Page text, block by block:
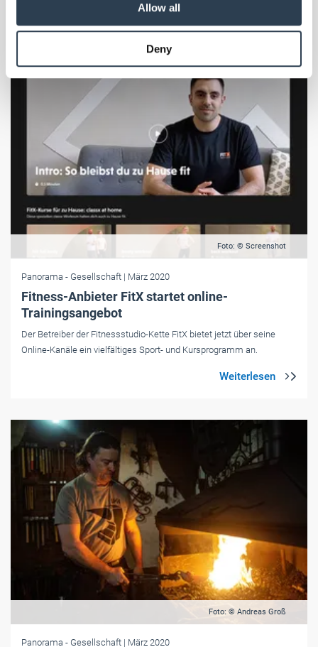
provided to them or that they’ve collected from your use
Weitere Informationen:Impressum Datenschutz
Allow all
Deny
Foto: © Screenshot
Panorama - Gesellschaft | März 2020
Fitness-Anbieter FitX startet online-
Trainingsangebot
Der Betreiber der Fitnessstudio-Kette FitX bietet jetzt über seine
Online-Kanäle ein vielfältiges Sport- und Kursprogramm an.
Foto: © Andreas Groß
Panorama - Gesellschaft | März 2020